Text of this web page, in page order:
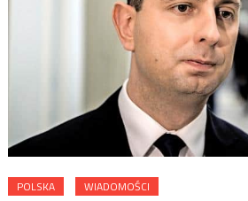
POLSKA WIADOMOŚCI